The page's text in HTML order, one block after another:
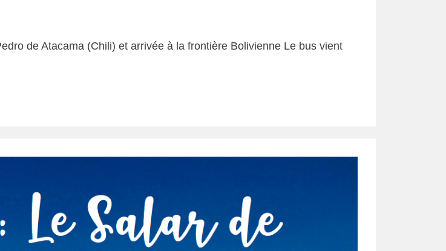
de Atacama (Chili) et arrivée à la frontière Bolivienne Le bus vient